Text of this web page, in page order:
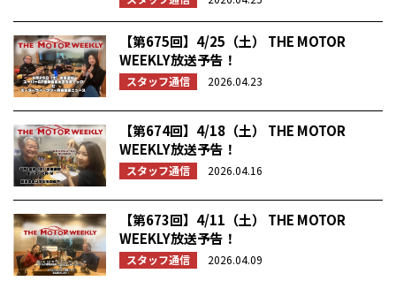
【第675回】4/25（土） THE MOTOR
WEEKLY放送予告！
スタッフ通信 2026.04.23
【第674回】4/18（土） THE MOTOR
WEEKLY放送予告！
スタッフ通信 2026.04.16
【第673回】4/11（土） THE MOTOR
WEEKLY放送予告！
スタッフ通信 2026.04.09